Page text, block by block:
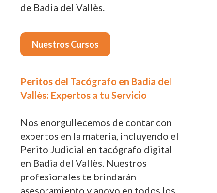
de Badia del Vallès.
Nuestros Cursos
Peritos del Tacógrafo en Badia del
Vallès: Expertos a tu Servicio
Nos enorgullecemos de contar con
expertos en la materia, incluyendo el
Perito Judicial en tacógrafo digital
en Badia del Vallès. Nuestros
profesionales te brindarán
asesoramiento y apoyo en todos los